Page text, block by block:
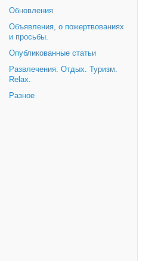
Обновления
Объявления, о пожертвованиях
и просьбы.
Опубликованные статьи
Развлечения. Отдых. Туризм.
Relax.
Разное